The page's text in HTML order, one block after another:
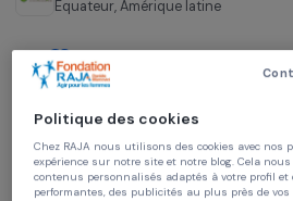
Agroécologie Environnement
Ishpingo
Equateur,
Projet soutenu en 2025 : Femmes